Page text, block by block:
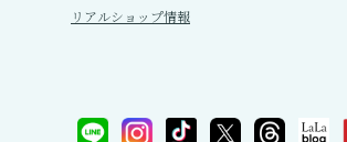
リアルショップ情報